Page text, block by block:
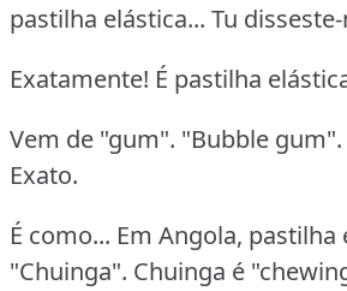
pastilha elástica... Tu
Exatamente! É pastilha
Vem de "gum". "Bubble
Exato.
É como... Em Angola, pastilha
"Chuinga". Chuinga é